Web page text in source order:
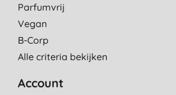
Parfumvrij
Vegan
B-Corp
Alle criteria bekijken
Account